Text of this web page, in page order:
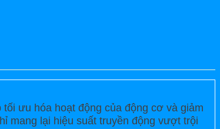
ưu hóa hoạt động của động cơ và giảm
mang lại hiệu suất truyền động vượt trội